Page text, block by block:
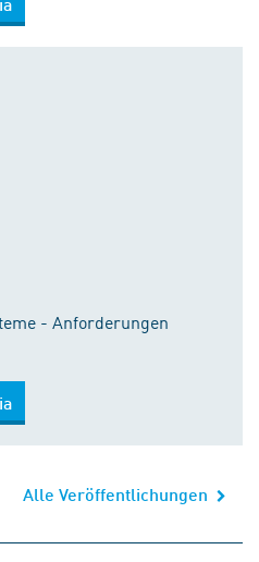
- Anforderungen
Alle Veröffentlichungen